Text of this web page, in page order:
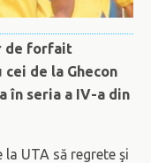
de forfait
de la Ghecon
în seria a IV-a din
UTA să regrete şi